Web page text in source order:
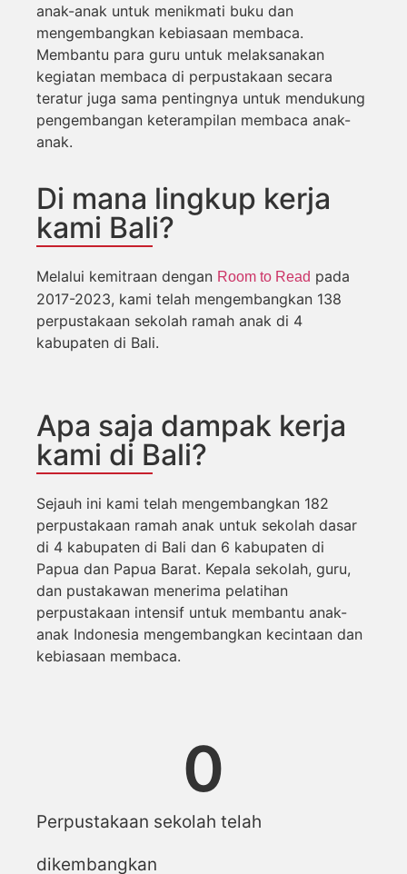
anak-anak untuk menikmati buku dan
mengembangkan kebiasaan membaca.
Membantu para guru untuk melaksanakan
kegiatan membaca di perpustakaan secara
teratur juga sama pentingnya untuk mendukung
pengembangan keterampilan membaca anak-
anak.
Di mana lingkup kerja
kami Bali?
Melalui kemitraan dengan Room to Read pada
2017-2023, kami telah mengembangkan 138
perpustakaan sekolah ramah anak di 4
kabupaten di Bali.
Apa saja dampak kerja
kami di Bali?
Sejauh ini kami telah mengembangkan 182
perpustakaan ramah anak untuk sekolah dasar
di 4 kabupaten di Bali dan 6 kabupaten di
Papua dan Papua Barat. Kepala sekolah, guru,
dan pustakawan menerima pelatihan
perpustakaan intensif untuk membantu anak-
anak Indonesia mengembangkan kecintaan dan
kebiasaan membaca.
Perpustakaan sekolah telah
dikembangkan
0